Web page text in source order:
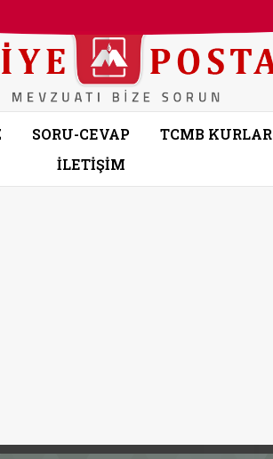
SORU-CEVAP TCMB KURLAR
İLETİŞİM